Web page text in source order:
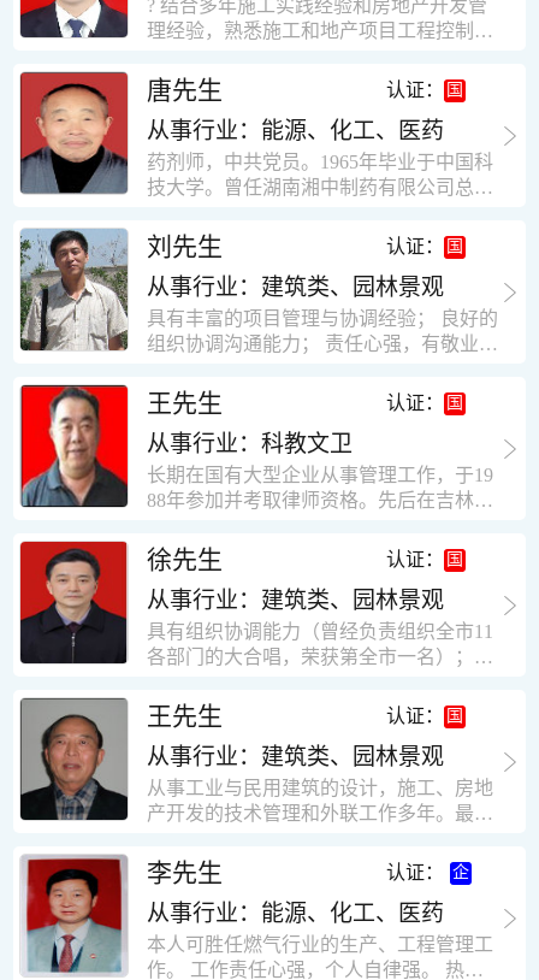
位上发挥自己的才能!积极的人生观，在我
的字典中没有“放弃”，始终坚信只要努力
快掌握一种新事物的能力。我的格言：也
许我不是最好的，但我会做得更好。知识
面广泛，头脑灵活，思维开阔敏捷，极富
创新精神。
年。从1978年进入本县建筑公司学徒开始
目经理、专业监理工程师等职。 管理过许
多各种结构的工业及民用建筑。1984年至
1986年就职于新疆乌鲁木齐铁路局劳动服
务公司建筑三工区任技术员。参于管理的
项目有：职工居乐部游艺楼，4000平方，
砖混结构。职工电教楼，8000平方，框架
方。1987至1981988年爱聘于郑州市荥阳
第二建筑公司，任郑州市天然气公司基地
建设项目施工员。该项目有15层办公楼及
裙楼一栋8000平方。框架结构。住宅楼4
栋16000平方，6层砖混结构。1989年至19
术负责人，该项目为水泥生产线，该项目
有圆形连体熟料仓12，每个直径9米高41
米，砖混结构，皮带运输走廊一个，框架
结构长185米，高5.2米的框架结构。1991
年调入新乡市新营建筑公司历任：七里三
营乡刘庄火力发电厂项目经理，该项目有
平方装配式工业厂房，焦作市林果住宅小
区项目经理，该项目有住宅楼9栋6层砖混
结构，总建筑面积36000平方米。2004年
限公司专业监理工程师，广东重工监理有
限公司任专业监理工程师，监督的工程
有：广东东莞市花润雪花啤酒厂二期扩建
工程，该工程有钢结构工业厂房2栋，每
栋9000平方米。东莞市新世纪花苑，该工
场；一栋17层。2栋总面积32000平方米，
框架结构。南奥园金州商业步行街等工
程。30年的工作经验积累，使自己能适应
建筑行业的多种工作岗位。
? 结合多年施工实践经验和房地产开发管
理经验，熟悉施工和地产项目工程控制要
意识，丰富的经营理念和管理手段，能独
立处理各种工程技术问题；具有较强的沟
通协调能力和组织管理能力； ? 近十多年
的房地产方面工作经验，现任职江苏雨润
农产品集团南昌公司副总经理兼工程总工
识，能够合理高效的做好企业内部管理和
人员结构调整；具有大型工程及房地产公
司管理经验，以及公关的能力和商务谈判
能力。 ? 自认为是个有良好职业道德、有
责任心、有敬业精神，能承受巨大工作压
力的职业经理人！……
唐先生 认证：
从事行业：能源、化工、医药
药剂师，中共党员。1965年毕业于中国科
技大学。曾任湖南湘中制药有限公司总工
员、理事。高级工程师，执业药师，中国
药学会高级会员。享受国务院津贴专家。
丙戊酸镁缓释片及其制备工艺国家发明专
利人。
刘先生 认证：
从事行业：建筑类、园林景观
具有丰富的项目管理与协调经验； 良好的
组织协调沟通能力； 责任心强，有敬业创
闭路电视监控系统、防盗报警系统、门禁
一卡通系统、停车场管理系统、巡更系
统、远程抄表系统等相关系统主流产品，
有较强的售前技术支持能力，并具有较丰
富的设备调试经验； 能独立完成系统集成
建与扩充经验，并具备教育训练能力；
王先生 认证：
从事行业：科教文卫
长期在国有大型企业从事管理工作，于19
88年参加并考取律师资格。先后在吉林油
辽宁华夏律师事务所和辽宁鑫诺律师事务
所执业。王律师在数十年的执业经历中，
多次与美国、英国、香港、北京、深圳等
地的律师共同办理法律事务。 对民商事的
诉讼和非诉讼的合同纠纷、劳动纠纷、债
对刑事案件、仲裁案件都颇有造诣。尤其
擅长处理涉及公司管理、企业改制，资产
收购重组等法律业务。王律师有多篇学术
论文在省部级会议和刊物上发表。数十年
的执业经历中，王律师经办了数百起诉讼
和非诉讼案件，取得了较好的经济效益和
律师一贯的工作作风；法律第一和当事人
合法权益第一，忠诚和敬业是王福营律师
的永恒的追求。
徐先生 认证：
从事行业：建筑类、园林景观
具有组织协调能力（曾经负责组织全市11
各部门的大合唱，荣获第全市一名）；知
等领域）；实际工作能力强，且经验丰
富。
王先生 认证：
从事行业：建筑类、园林景观
从事工业与民用建筑的设计，施工、房地
产开发的技术管理和外联工作多年。最大
最高26层。基础理论和专业技术知识功底
深厚，能熟练从事复杂技术工程的设计与
计算工作，有丰富的大中型工程项目的施
工技术经验。知识广博，设计、施工、予
决算、资产评估等都有较深造诣。曾独立
李先生 认证：
从事行业：能源、化工、医药
本人可胜任燃气行业的生产、工程管理工
作。 工作责任心强，个人自律强。 热爱